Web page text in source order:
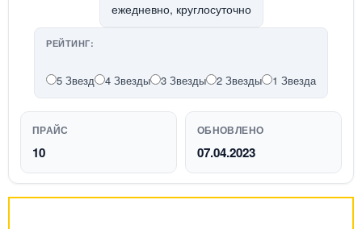
ежедневно, круглосуточно
РЕЙТИНГ:
5 Звезд 4 Звезды 3 Звезды 2 Звезды 1 Звезда
ПРАЙС
10
ОБНОВЛЕНО
07.04.2023